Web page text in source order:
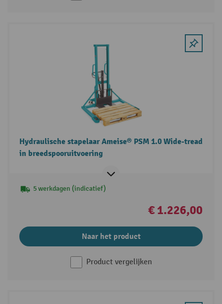
Hydraulische stapelaar Ameise® PSM 1.0 Wide-tread
in breedspooruitvoering
5 werkdagen (indicatief)
€ 1.226,00
Naar het product
Product vergelijken